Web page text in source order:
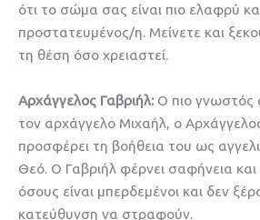
ότι το σώμα σας είναι πιο ελαφρύ
προστατευμένος/η. Μείνετε και
τη θέση όσο χρειαστεί.
Αρχάγγελος Γαβριήλ: Ο πιο γνωστός
τον αρχάγγελο Μιχαήλ, ο
προσφέρει τη βοήθεια του ως
Θεό. Ο Γαβριήλ φέρνει σαφήνεια
όσους είναι μπερδεμένοι και δεν
κατεύθυνση να στραφούν.